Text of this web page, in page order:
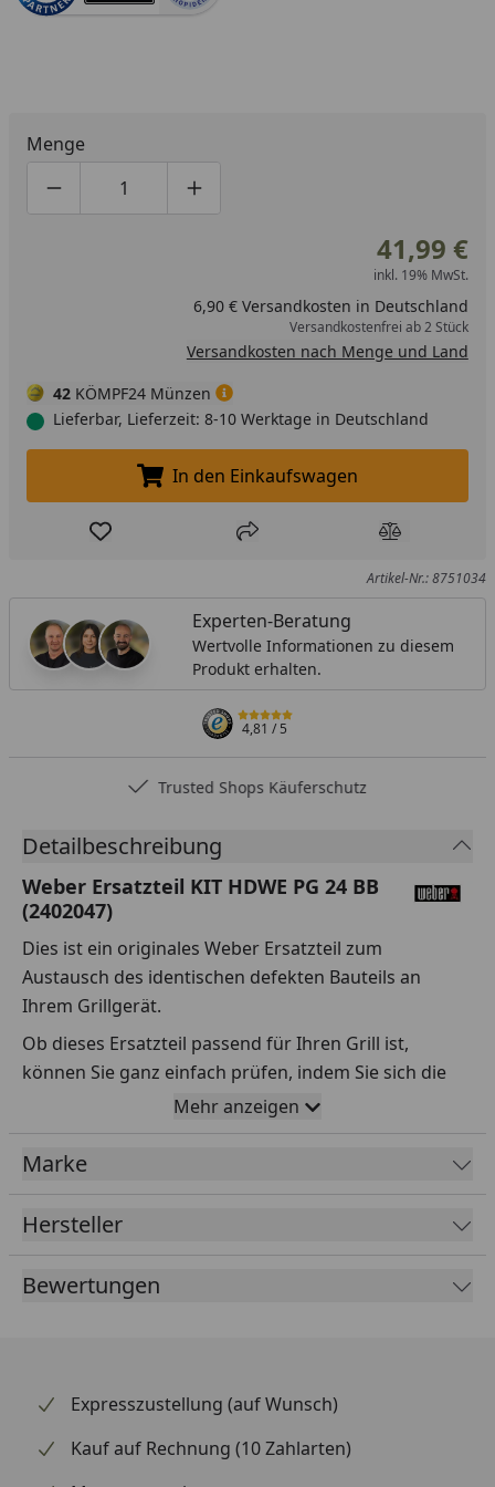
Menge
Produktmenge um eins verringern
Produktmenge manuell eingeben
Produktmenge um eins erhöhen
41,99 €
inkl. 19% MwSt.
6,90 € Versandkosten in Deutschland
Versandkostenfrei ab 2 Stück
Versandkosten nach Menge und Land
42 KÖMPF24 Münzen
Lieferbar, Lieferzeit: 8-10 Werktage in Deutschland
In den Einkaufswagen legen
In den Einkaufswagen
Produkt zur Wunschliste hinzufügen
Teilen Produkt
Artikel-Nr.: 8751034
Experten-Beratung
Wertvolle Informationen zu diesem
Produkt erhalten.
4,81/ 5
Trusted Shops Käuferschutz
Detailbeschreibung
Weber Ersatzteil KIT HDWE PG 24 BB
(2402047)
Dies ist ein originales Weber Ersatzteil zum
Austausch des identischen defekten Bauteils an
Ihrem Grillgerät.
Ob dieses Ersatzteil passend für Ihren Grill ist,
können Sie ganz einfach prüfen, indem Sie sich die
Explosionszeichnung Ihres Grills anschauen und dort
das betreffende Teil heraussuchen.
Über die Seriennummer Ihres Grillgeräts kommen Sie
ganz einfach zur passenden Explosionszeichnung.
Geben Sie dafür die Seriennummer
Sollte Ihnen nicht bekannt sein, wo Sie die
Abmessungen oder Gewichte zu den Ersatzteilen
handelt (wir bestellen das Produkt bei Weber, sobald
Mehr anzeigen
Marke
Hersteller
Bewertungen
Expresszustellung (auf Wunsch)
Kauf auf Rechnung (10 Zahlarten)